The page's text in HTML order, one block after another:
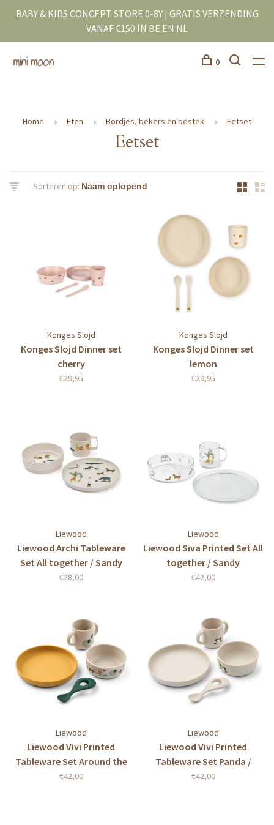
BABY & KIDS CONCEPT STORE 0-8Y | GRATIS VERZENDING
VANAF €150 IN BE EN NL
0
Home Eten Bordjes, bekers en bestek Eetset
Eetset
Sorteren op:
Konges Slojd
Konges Slojd Dinner set
cherry
€29,95
Konges Slojd
Konges Slojd Dinner set
lemon
€29,95
Liewood
Liewood Archi Tableware
Set All together / Sandy
€28,00
Liewood
Liewood Siva Printed Set All
together / Sandy
€42,00
Liewood
Liewood Vivi Printed
Tableware Set Around the
world / Sandy
€42,00
Liewood
Liewood Vivi Printed
Tableware Set Panda /
Sandy
€42,00